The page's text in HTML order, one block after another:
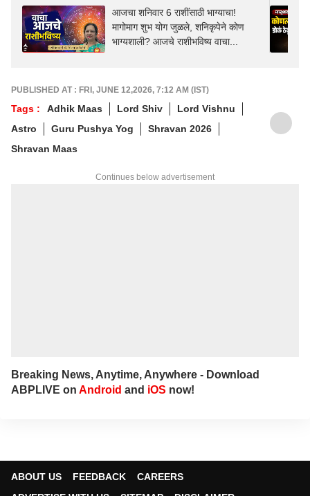
आजचा शनिवार 6 राशींसाठी भाग्याचा!
मागोमाग शुभ योग जुळले, शनिकृपेने कोण
भाग्यशाली? आजचे राशीभविष्य वाचा...
PUBLISHED AT : FRI, JUNE 12,2026, 7:12 AM (IST)
Tags : Adhik Maas Lord Shiv
Lord Vishnu
Astro
Guru Pushya Yog
Shravan 2026
Shravan Maas
Continues below advertisement
Breaking News, Anytime, Anywhere - Download
ABPLIVE on Android and iOS now!
ABOUT US FEEDBACK
CAREERS